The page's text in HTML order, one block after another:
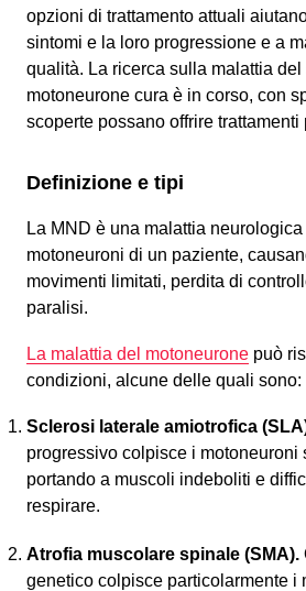
opzioni di trattamento attuali
sintomi e la loro progressione e a
qualità. La ricerca sulla malattia
motoneurone cura è in corso, con
scoperte possano offrire trattamenti
Definizione e tipi
La MND è una malattia
motoneuroni di un paziente,
movimenti limitati, perdita di
paralisi.
La malattia del motoneurone può
condizioni, alcune delle quali sono:
Sclerosi laterale amiotrofica
progressivo colpisce i motoneuroni
portando a muscoli indeboliti e
respirare.
Atrofia muscolare spinale (SMA).
genetico colpisce particolarmente i